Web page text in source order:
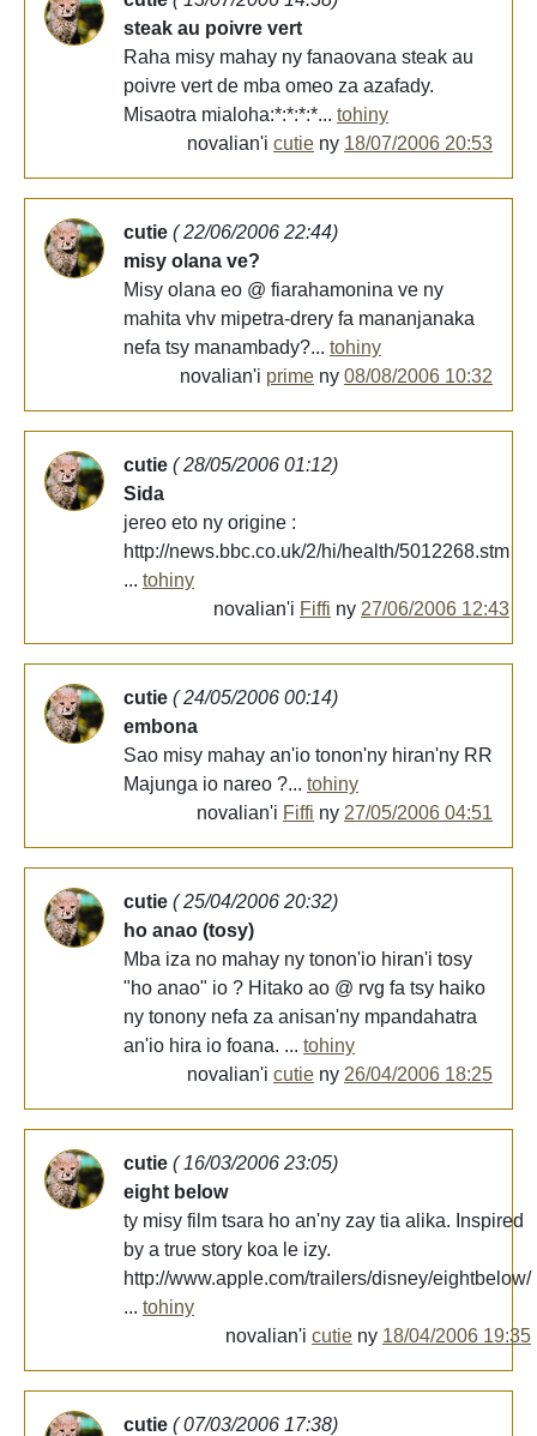
steak au poivre vert
Raha misy mahay ny fanaovana steak au
poivre vert de mba omeo za azafady.
Misaotra mialoha:*:*:*:*... tohiny
novalian'i cutie ny 18/07/2006 20:53
cutie ( 22/06/2006 22:44)
misy olana ve?
Misy olana eo @ fiarahamonina ve ny
mahita vhv mipetra-drery fa mananjanaka
nefa tsy manambady?... tohiny
novalian'i prime ny 08/08/2006 10:32
cutie ( 28/05/2006 01:12)
Sida
jereo eto ny origine :
http://news.bbc.co.uk/2/hi/health/5012268.stm
... tohiny
novalian'i Fiffi ny 27/06/2006 12:43
cutie ( 24/05/2006 00:14)
embona
Sao misy mahay an'io tonon'ny hiran'ny RR
Majunga io nareo ?... tohiny
novalian'i Fiffi ny 27/05/2006 04:51
cutie ( 25/04/2006 20:32)
ho anao (tosy)
Mba iza no mahay ny tonon'io hiran'i tosy
"ho anao" io ? Hitako ao @ rvg fa tsy haiko
ny tonony nefa za anisan'ny mpandahatra
an'io hira io foana. ... tohiny
novalian'i cutie ny 26/04/2006 18:25
cutie ( 16/03/2006 23:05)
eight below
ty misy film tsara ho an'ny zay tia alika. Inspired
by a true story koa le izy.
http://www.apple.com/trailers/disney/eightbelow/
... tohiny
novalian'i cutie ny 18/04/2006 19:35
cutie ( 07/03/2006 17:38)